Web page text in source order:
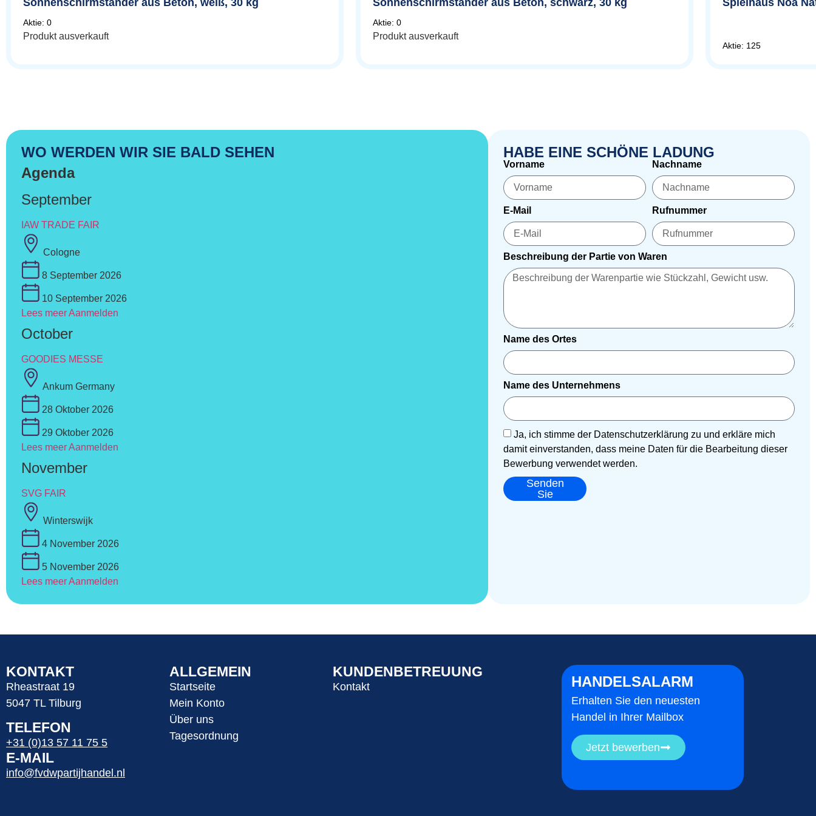
Aktie: 0
Produkt ausverkauft
Aktie: 0
Produkt ausverkauft
Aktie: 125
WO WERDEN WIR SIE BALD SEHEN
Agenda
September
IAW TRADE FAIR
Cologne
8 September 2026
10 September 2026
Lees meerAanmelden
October
GOODIES MESSE
Ankum Germany
28 Oktober 2026
29 Oktober 2026
Lees meerAanmelden
November
SVG FAIR
Winterswijk
4 November 2026
5 November 2026
Lees meerAanmelden
HABE EINE SCHÖNE LADUNG
Vorname Nachname
E-Mail Rufnummer
Beschreibung der Partie von Waren
Name des Ortes
Name des Unternehmens
Ja, ich stimme der Datenschutzerklärung zu und erkläre mich
damit einverstanden, dass meine Daten für die Bearbeitung dieser
Bewerbung verwendet werden.
Senden
Sie
KONTAKT
Rheastraat 19
5047 TL Tilburg
TELEFON
+31 (0)13 57 11 75 5
E-MAIL
info@fvdwpartijhandel.nl
ALLGEMEIN
Startseite
Mein Konto
Über uns
Tagesordnung
KUNDENBETREUUNG
Kontakt HANDELSALARM
Erhalten Sie den neuesten
Handel in Ihrer Mailbox
Jetzt bewerben